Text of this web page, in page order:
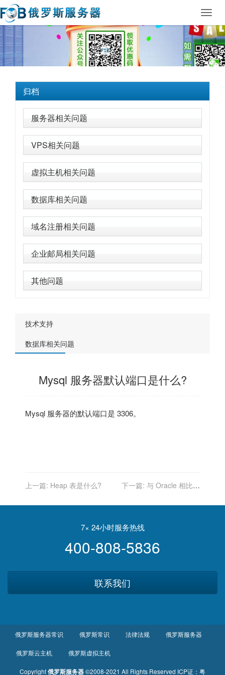
归档
服务器相关问题
VPS相关问题
虚拟主机相关问题
数据库相关问题
域名注册相关问题
企业邮局相关问题
其他问题
技术支持
数据库相关问题
Mysql 服务器默认端口是什么?
Mysql 服务器的默认端口是 3306。
上一篇: Heap 表是什么? 下一篇: 与 Oracle 相比，
7× 24小时服务热线
400-808-5836
联系我们
俄罗斯服务器常识 俄罗斯常识 法律法规 俄罗斯服务器
俄罗斯云主机 俄罗斯虚拟主机
Copyright俄罗斯服务器©2008-2021 All Rights Reserved ICP证： 粤